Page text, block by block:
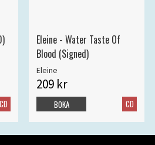
CD
Eleine - Water Taste Of
Blood (Signed)
Eleine
209 kr
CD
BOKA